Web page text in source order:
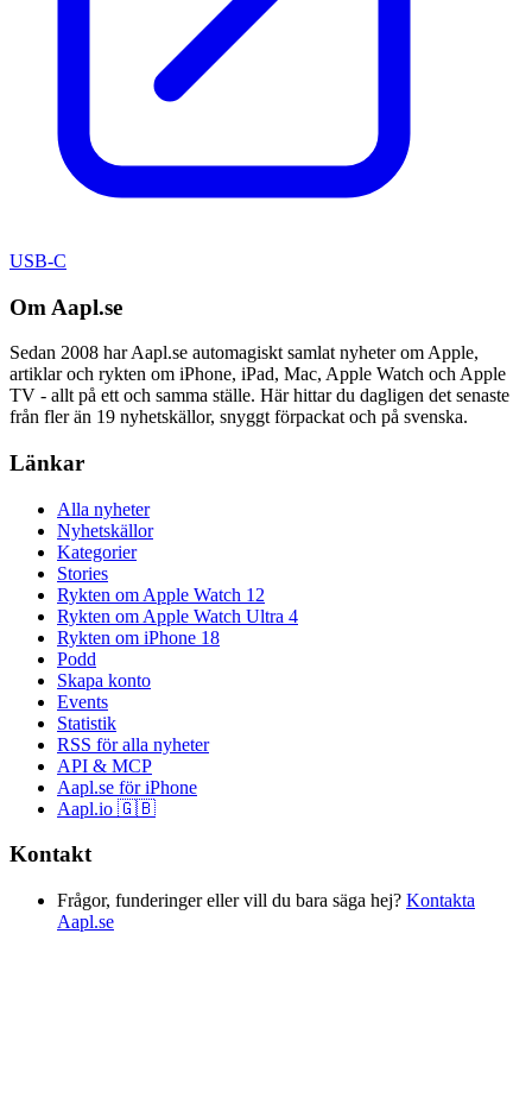
USB-C
Om Aapl.se
Sedan 2008 har Aapl.se automagiskt samlat nyheter om Apple,
artiklar och rykten om iPhone, iPad, Mac, Apple Watch och Apple
TV - allt på ett och samma ställe. Här hittar du dagligen det senaste
från fler än 19 nyhetskällor, snyggt förpackat och på svenska.
Länkar
Alla nyheter
Nyhetskällor
Kategorier
Stories
Rykten om Apple Watch 12
Rykten om Apple Watch Ultra 4
Rykten om iPhone 18
Podd
Skapa konto
Events
Statistik
RSS för alla nyheter
API & MCP
Aapl.se för iPhone
Aapl.io 🇬🇧
Kontakt
Frågor, funderinger eller vill du bara säga hej? Kontakta
Aapl.se